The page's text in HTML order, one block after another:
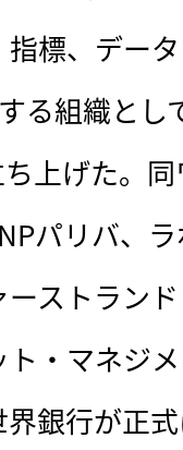
標、デー
る組織とし
上げた。
パリバ、
ストラン
ト・マネジ
銀行が正